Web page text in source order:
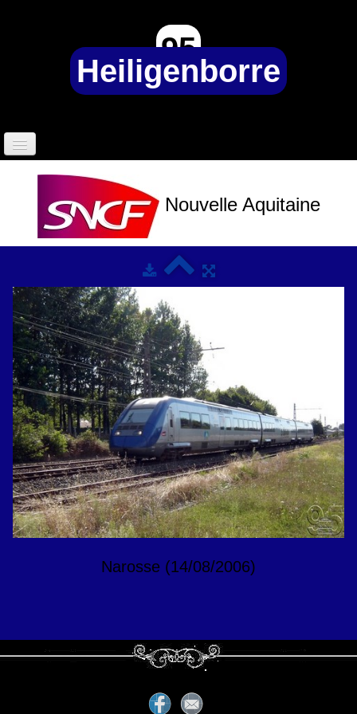
95
Heiligenborre
95 Heiligenborre ?
Sociétés de transports ▼
Nouvelle Aquitaine
Narosse (14/08/2006)